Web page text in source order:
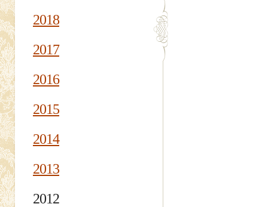
2018
2017
2016
2015
2014
2013
2012